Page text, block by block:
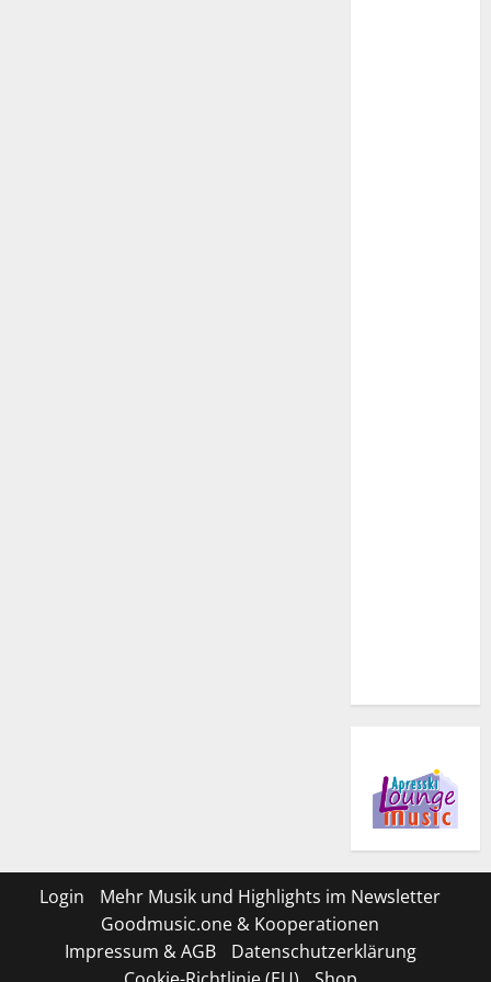
Login
Mehr Musik und Highlights im Newsletter
Goodmusic.one & Kooperationen
Impressum & AGB
Datenschutzerklärung